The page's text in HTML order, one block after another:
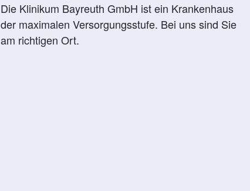
Die Klinikum Bayreuth GmbH ist ein Krankenhaus
der maximalen Versorgungsstufe. Bei uns sind Sie
am richtigen Ort.